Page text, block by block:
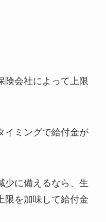
険会社によって上限
イミングで給付金が
少に備えるなら、生
限を加味して給付金